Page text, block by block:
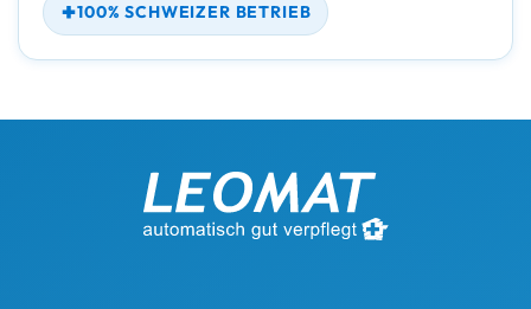
100% SCHWEIZER BETRIEB